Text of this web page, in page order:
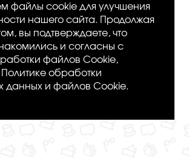
файлы cookie для улучшения
нашего сайта. Продолжая
вы подтверждаете, что
и согласны с
файлов Cookie,
обработки
данных и файлов Cookie.